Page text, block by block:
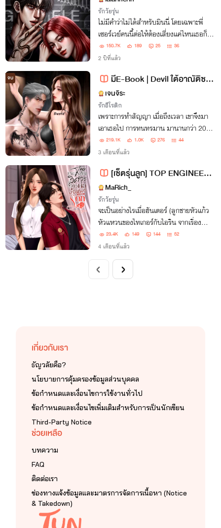
รักวัยรุ่น
ไม่มีคำว่าไม่ได้สำหรับมินนี่ โดยเฉพาะพี่
เซอร์เวย์คนนี้ต่อให้ต้องเสี่ยงเเค่ไหนเธอก็
พร้อม "ถ้าพี่ไม่รู้สึกอะไรกับหนูเลยจริงๆ
ทำไมตรงนั้นของพี่มัน..."
150.7K 189 25 36
2 ปีที่แล้ว
จบ มีE-Book | Devil ใต้อาณัติซาตาน
เจนจิระ
รักอีโรติก
เพราะการทำสัญญา เมื่อถึงเวลา เขาจึงมา
เอาเธอไป การทนทรมาน มานานกว่า 200
ปี กำลังจะสิ้นสุดลงแล้ว..
219.1K 1.0K 276 44
3 เดือนที่แล้ว
[เซ็ตรุ่นลูก] TOP ENGINEER วิศวะตัวพ่อ ง้อหมาเด็ก (ฮันเตอร์xแคลร์ร่า)
MaRich_
รักวัยรุ่น
จะเป็นอย่างไรเมื่อฮันเตอร์ (ลูกชายหัวแก้ว
หัวแหวนของไทเกอร์กับไอริน จากเรื่อง
FRIENDS SECRET รักลับของนายเพื่อน
สนิท) ต้องมาตามจีบแคลร์ร่า (ลูกสาวของ
นาเดียกับหมอคีย์ จากเรื่อง HOT LOVE
อ้อนรักคุณหมอ)
23.4K 149 144 52
4 เดือนที่แล้ว
เกี่ยวกับเรา
ธัญวลัยคือ?
นโยบายการคุ้มครองข้อมูลส่วนบุคคล
ข้อกำหนดและเงื่อนไขการใช้งานทั่วไป
ข้อกำหนดและเงื่อนไขเพิ่มเติมสำหรับการเป็นนักเขียน
Third-Party Notice
ช่วยเหลือ
บทความ
FAQ
ติดต่อเรา
ช่องทางแจ้งข้อมูลและมาตรการจัดการเนื้อหา (Notice
& Takedown)